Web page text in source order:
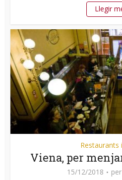
Llegir
Restaurants
Viena, per
15/12/2018 per